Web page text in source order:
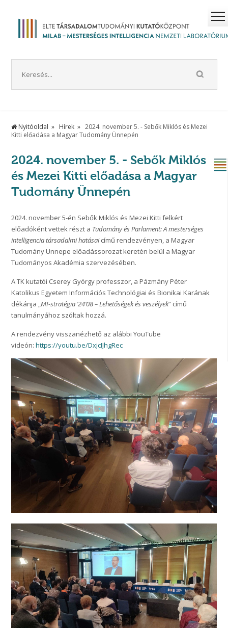
Nyitóoldal Hírek
2024. november 5. - Sebők Miklós és Mezei
Kitti előadása a Magyar Tudomány Ünnepén
2024. november 5. - Sebők Miklós
és Mezei Kitti előadása a Magyar
Tudomány Ünnepén
2024. november 5-én Sebők Miklós és Mezei Kitti felkért
előadóként vettek részt a Tudomány és Parlament: A mesterséges
intelligencia társadalmi hatásaicímű rendezvényen, a Magyar
Tudomány Ünnepe előadássorozat keretén belül a Magyar
Tudományos Akadémia szervezésében.
A TK kutatói Cserey György professzor, a Pázmány Péter
Katolikus Egyetem Információs Technológiai és Bionikai Karának
dékánja „MI-stratégia ’24’08 – Lehetőségek és veszélyek” című
tanulmányához szóltak hozzá.
A rendezvény visszanézhető az alábbi YouTube
videón:https://youtu.be/DxjcIJhgRec